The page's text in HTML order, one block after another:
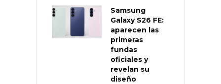
Samsung
Galaxy S26 FE:
aparecen las
primeras
fundas
oficiales y
revelan su
diseño